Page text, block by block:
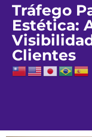
Tráfego
Estética:
Clientes